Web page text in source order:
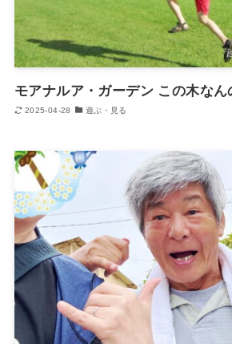
モアナルア・ガーデン この木なん
2025-04-28 遊ぶ・見る